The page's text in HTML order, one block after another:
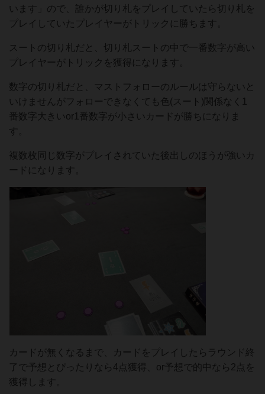
います」ので、誰かが切り札をプレイしていたら切り札を
プレイしていたプレイヤーがトリックに勝ちます。
スートの切り札だと、切り札スートの中で一番数字が高い
プレイヤーがトリックを獲得になります。
数字の切り札だと、マストフォローのルールは守らないと
いけませんがフォローできなくても色(スート)関係なく1
番数字大きいor1番数字が小さいカードが勝ちになりま
す。
複数枚同じ数字がプレイされていた後出しのほうが強いカ
ードになります。
カードが無くなるまで、カードをプレイしたらラウンド終
了で予想とぴったりなら4点獲得、or予想で的中なら2点を
獲得します。